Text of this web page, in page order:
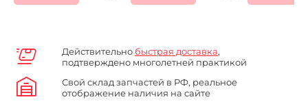
Действительно быстрая доставка,
подтверждено многолетней практикой
Свой склад запчастей в РФ, реальное
отображение наличия на сайте